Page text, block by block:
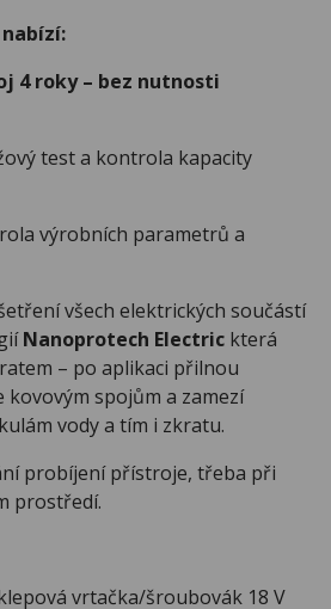
nabízí:
4 roky – bez nutnosti
test a kontrola kapacity
výrobních parametrů a
všech elektrických součástí
Nanoprotech Electric která
– po aplikaci přilnou
kovovým spojům a zamezí
vody a tím i zkratu.
probíjení přístroje, třeba při
prostředí.
vrtačka/šroubovák 18 V